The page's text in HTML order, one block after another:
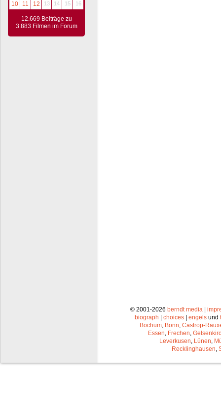
10
11 12 13 14 15 16
12.669 Beiträge zu
3.883 Filmen im Forum
© 2001-2026 berndt media |
biograph | choices | engels und
Bochum Bonn Castrop-
Essen Frechen
Leverkusen Lünen
Recklinghausen